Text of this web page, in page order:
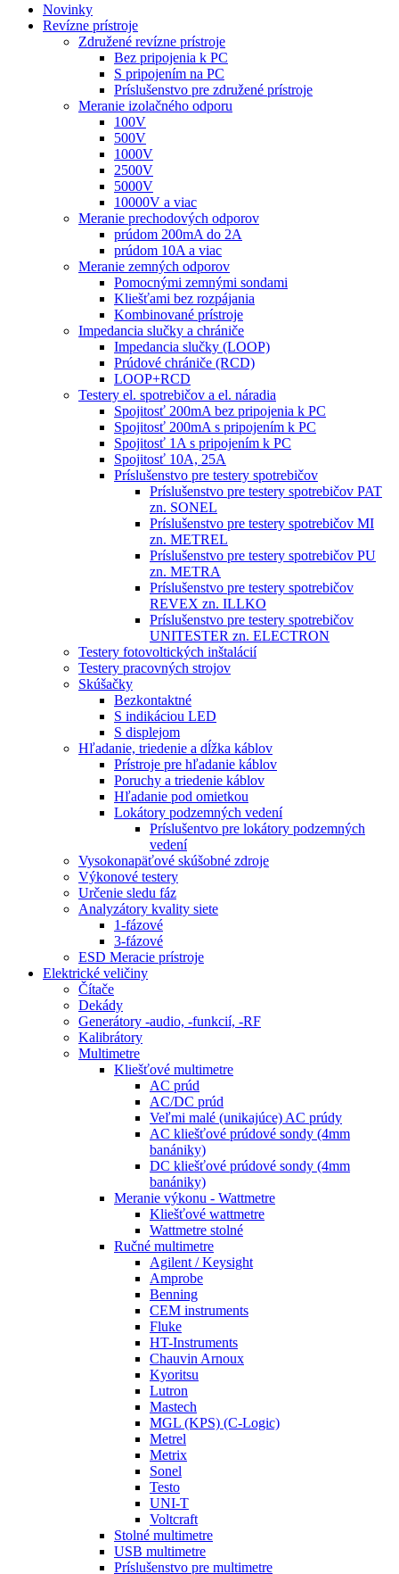
Novinky
Revízne prístroje
Združené revízne prístroje
Bez pripojenia k PC
S pripojením na PC
Príslušenstvo pre združené prístroje
Meranie izolačného odporu
100V
500V
1000V
2500V
5000V
10000V a viac
Meranie prechodových odporov
prúdom 200mA do 2A
prúdom 10A a viac
Meranie zemných odporov
Pomocnými zemnými sondami
Kliešťami bez rozpájania
Kombinované prístroje
Impedancia slučky a chrániče
Impedancia slučky (LOOP)
Prúdové chrániče (RCD)
LOOP+RCD
Testery el. spotrebičov a el. náradia
Spojitosť 200mA bez pripojenia k PC
Spojitosť 200mA s pripojením k PC
Spojitosť 1A s pripojením k PC
Spojitosť 10A, 25A
Príslušenstvo pre testery spotrebičov
Príslušenstvo pre testery spotrebičov PAT
zn. SONEL
Príslušenstvo pre testery spotrebičov MI
zn. METREL
Príslušenstvo pre testery spotrebičov PU
zn. METRA
Príslušenstvo pre testery spotrebičov
REVEX zn. ILLKO
Príslušenstvo pre testery spotrebičov
UNITESTER zn. ELECTRON
Testery fotovoltických inštalácií
Testery pracovných strojov
Skúšačky
Bezkontaktné
S indikáciou LED
S displejom
Hľadanie, triedenie a dĺžka káblov
Prístroje pre hľadanie káblov
Poruchy a triedenie káblov
Hľadanie pod omietkou
Lokátory podzemných vedení
Príslušentvo pre lokátory podzemných
vedení
Vysokonapäťové skúšobné zdroje
Výkonové testery
Určenie sledu fáz
Analyzátory kvality siete
1-fázové
3-fázové
ESD Meracie prístroje
Elektrické veličiny
Čítače
Dekády
Generátory -audio, -funkcií, -RF
Kalibrátory
Multimetre
Kliešťové multimetre
AC prúd
AC/DC prúd
Veľmi malé (unikajúce) AC prúdy
AC kliešťové prúdové sondy (4mm
banániky)
DC kliešťové prúdové sondy (4mm
banániky)
Meranie výkonu - Wattmetre
Kliešťové wattmetre
Wattmetre stolné
Ručné multimetre
Agilent / Keysight
Amprobe
Benning
CEM instruments
Fluke
HT-Instruments
Chauvin Arnoux
Kyoritsu
Lutron
Mastech
MGL (KPS) (C-Logic)
Metrel
Metrix
Sonel
Testo
UNI-T
Voltcraft
Stolné multimetre
USB multimetre
Príslušenstvo pre multimetre